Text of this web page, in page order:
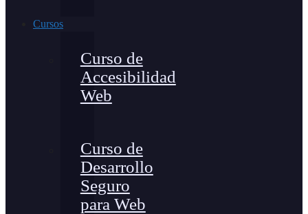
Cursos
Curso de
Accesibilidad
Web
Curso de
Desarrollo
Seguro
para Web